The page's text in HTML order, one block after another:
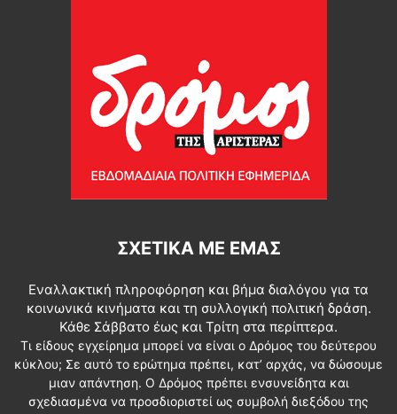
ΣΧΕΤΙΚΆ ΜΕ ΕΜΆΣ
Εναλλακτική πληροφόρηση και βήμα διαλόγου για τα
κοινωνικά κινήματα και τη συλλογική πολιτική δράση.
Κάθε Σάββατο έως και Τρίτη στα περίπτερα.
Τι είδους εγχείρημα μπορεί να είναι ο Δρόμος του δεύτερου
κύκλου; Σε αυτό το ερώτημα πρέπει, κατ’ αρχάς, να δώσουμε
μιαν απάντηση. Ο Δρόμος πρέπει ενσυνείδητα και
σχεδιασμένα να προσδιοριστεί ως συμβολή διεξόδου της